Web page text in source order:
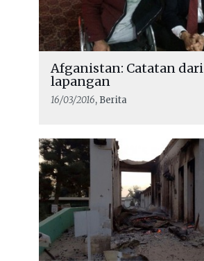
Afganistan: Catatan dari
lapangan
16/03/2016, Berita